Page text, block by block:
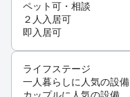
ペット可・相談
２人入居可
即入居可
ライフステージ
一人暮らしに人気の設備